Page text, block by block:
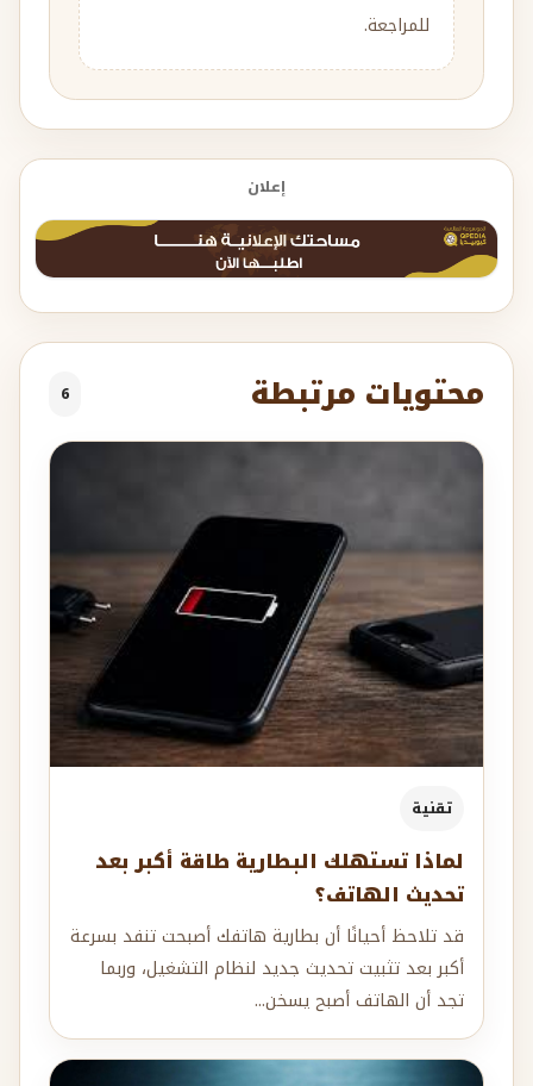
للمراجعة.
إعلان
محتويات مرتبطة 6
تقنية
لماذا تستهلك البطارية طاقة أكبر بعد
تحديث الهاتف؟
قد تلاحظ أحيانًا أن بطارية هاتفك أصبحت تنفد بسرعة
أكبر بعد تثبيت تحديث جديد لنظام التشغيل، وربما
تجد أن الهاتف أصبح يسخن...